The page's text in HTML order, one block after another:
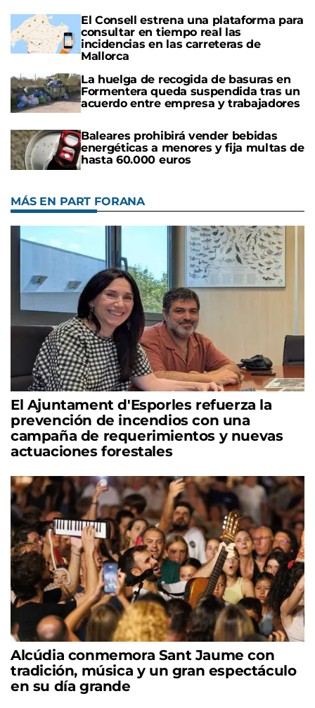
El Consell estrena una plataforma para
consultar en tiempo real las
incidencias en las carreteras de
Mallorca
La huelga de recogida de basuras en
Formentera queda suspendida tras un
acuerdo entre empresa y trabajadores
Baleares prohibirá vender bebidas
energéticas a menores y fija multas de
hasta 60.000 euros
MÁS EN PART FORANA
El Ajuntament d'Esporles refuerza la
prevención de incendios con una
campaña de requerimientos y nuevas
actuaciones forestales
Alcúdia conmemora Sant Jaume con
tradición, música y un gran espectáculo
en su día grande